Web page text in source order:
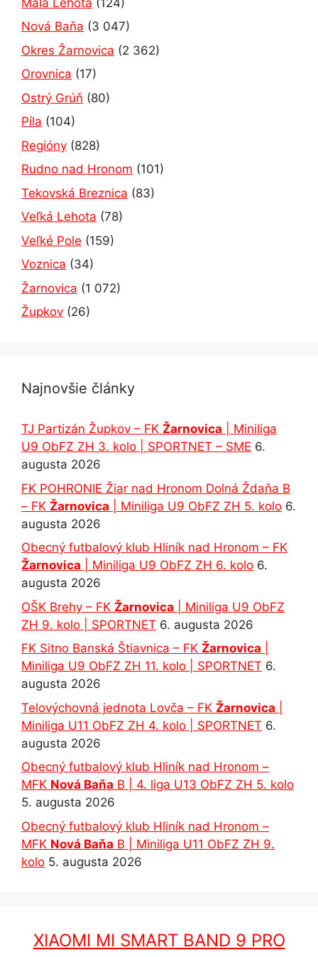
Nová Baňa (3 047)
Okres Žarnovica (2 362)
Orovnica (17)
Ostrý Grúň (80)
Píla (104)
Regióny (828)
Rudno nad Hronom (101)
Tekovská Breznica (83)
Veľká Lehota (78)
Veľké Pole (159)
Voznica (34)
Žarnovica (1 072)
Župkov (26)
Najnovšie články
TJ Partizán Župkov – FK Žarnovica | Miniliga
U9 ObFZ ZH 3. kolo | SPORTNET – SME 6.
augusta 2026
FK POHRONIE Žiar nad Hronom Dolná Ždaňa B
– FK Žarnovica | Miniliga U9 ObFZ ZH 5. kolo 6.
augusta 2026
Obecný futbalový klub Hliník nad Hronom – FK
Žarnovica | Miniliga U9 ObFZ ZH 6. kolo 6.
augusta 2026
OŠK Brehy – FK Žarnovica | Miniliga U9 ObFZ
ZH 9. kolo | SPORTNET 6. augusta 2026
FK Sitno Banská Štiavnica – FK Žarnovica
Miniliga U9 ObFZ ZH 11. kolo | SPORTNET 6.
augusta 2026
Telovýchovná jednota Lovča – FK Žarnovica
Miniliga U11 ObFZ ZH 4. kolo | SPORTNET 6.
augusta 2026
Obecný futbalový klub Hliník nad Hronom –
MFK Nová Baňa B | 4. liga U13 ObFZ ZH 5. kolo
5. augusta 2026
Obecný futbalový klub Hliník nad Hronom –
MFK Nová Baňa B | Miniliga U11 ObFZ ZH 9.
kolo 5. augusta 2026
XIAOMI MI SMART BAND 9 PRO